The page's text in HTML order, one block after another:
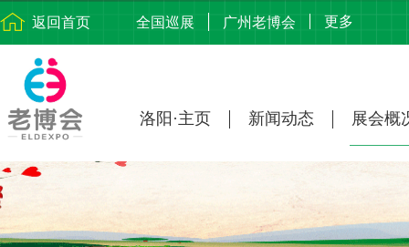
返回首页 全国巡展 广州老博会 更多
洛阳·主页 新闻动态 展会概